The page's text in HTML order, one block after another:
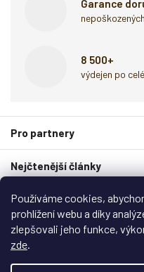
Používáme cookies,
prohlížení webu a díky
zlepšovali jeho funkce,
zde.
Garance
8 500+
výdejen po
p
t
Pro partnery
Nejčtenější články
Spolupracují s námi
Zákaznický servis